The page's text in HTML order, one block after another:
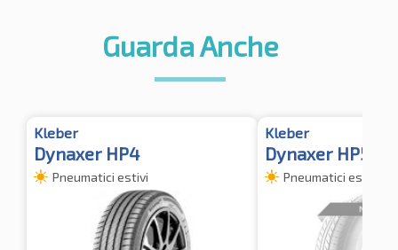
Guarda Anche
Kleber
Dynaxer HP4
Pneumatici estivi
Kleber
Dynaxer HP5
Pneumatici estivi